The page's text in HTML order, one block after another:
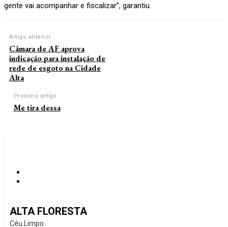
gente vai acompanhar e fiscalizar”, garantiu.
Artigo anterior
Câmara de AF aprova
indicação para instalação de
rede de esgoto na Cidade
Alta
Próximo artigo
Me tira dessa
ALTA FLORESTA
Céu Limpo